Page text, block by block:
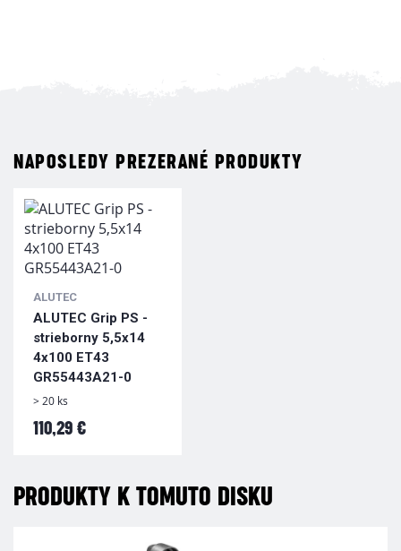
NAPOSLEDY PREZERANÉ PRODUKTY
ALUTEC
ALUTEC Grip PS -
strieborny 5,5x14
4x100 ET43
GR55443A21-0
> 20 ks
110,29 €
PRODUKTY K TOMUTO DISKU